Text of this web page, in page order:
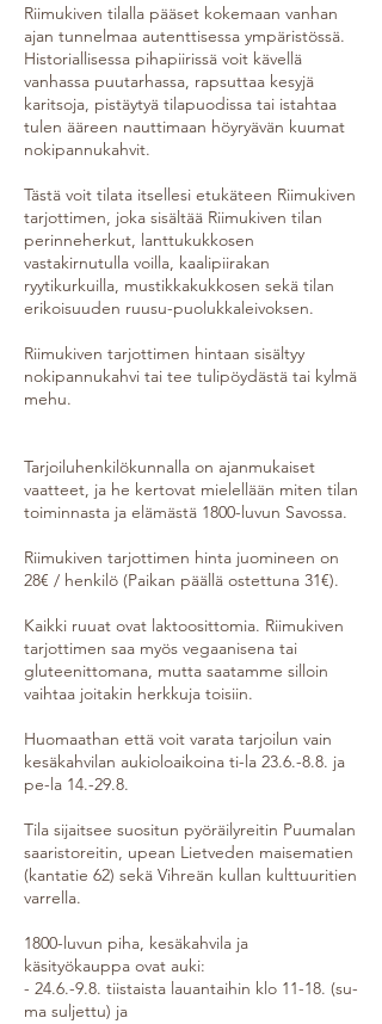
Riimukiven tilalla pääset kokemaan vanhan
ajan tunnelmaa autenttisessa ympäristössä.
Historiallisessa pihapiirissä voit kävellä
vanhassa puutarhassa, rapsuttaa kesyjä
karitsoja, pistäytyä tilapuodissa tai istahtaa
tulen ääreen nauttimaan höyryävän kuumat
nokipannukahvit.
Tästä voit tilata itsellesi etukäteen Riimukiven
tarjottimen, joka sisältää Riimukiven tilan
perinneherkut, lanttukukkosen
vastakirnutulla voilla, kaalipiirakan
ryytikurkuilla, mustikkakukkosen sekä tilan
erikoisuuden ruusu-puolukkaleivoksen.
Riimukiven tarjottimen hintaan sisältyy
nokipannukahvi tai tee tulipöydästä tai kylmä
mehu.
Tarjoiluhenkilökunnalla on ajanmukaiset
vaatteet, ja he kertovat mielellään miten tilan
toiminnasta ja elämästä 1800-luvun Savossa.
Riimukiven tarjottimen hinta juomineen on
28€ / henkilö (Paikan päällä ostettuna 31€).
Kaikki ruuat ovat laktoosittomia. Riimukiven
tarjottimen saa myös vegaanisena tai
gluteenittomana, mutta saatamme silloin
vaihtaa joitakin herkkuja toisiin.
Huomaathan että voit varata tarjoilun vain
kesäkahvilan aukioloaikoina ti-la 23.6.-8.8. ja
pe-la 14.-29.8.
Tila sijaitsee suositun pyöräilyreitin Puumalan
saaristoreitin, upean Lietveden maisematien
(kantatie 62) sekä Vihreän kullan kulttuuritien
varrella.
1800-luvun piha, kesäkahvila ja
käsityökauppa ovat auki:
- 24.6.-9.8. tiistaista lauantaihin klo 11-18. (su-
ma suljettu) ja